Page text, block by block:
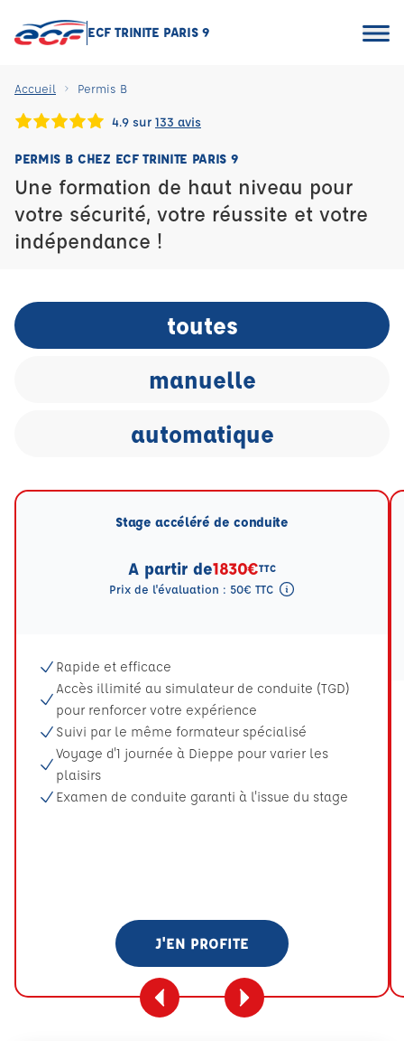
ECF TRINITE PARIS 9
Accueil Permis B
4.9 sur 133 avis
PERMIS B CHEZ ECF TRINITE PARIS 9
Une formation de haut niveau pour
votre sécurité, votre réussite et votre
indépendance !
toutes
manuelle
automatique
Stage accéléré de conduite
A partir de1830€TTC
Prix de l'évaluation : 50€ TTC
Rapide et efficace
Accès illimité au simulateur de conduite (TGD)
pour renforcer votre expérience
Suivi par le même formateur spécialisé
Voyage d'1 journée à Dieppe pour varier les
plaisirs
Examen de conduite garanti à l'issue du stage
J'EN PROFITE